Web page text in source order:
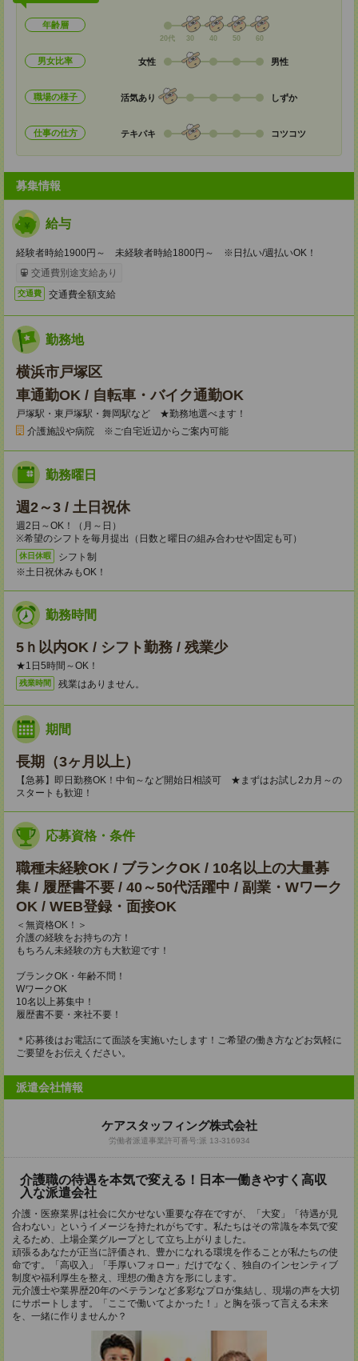
年齢層
20代 30 40 50 60
男女比率 女性 男性
職場の様子 活気あり しずか
仕事の仕方 テキパキ コツコツ
募集情報
給与
経験者時給1900円～ 未経験者時給1800円～ ※日払い/週払いOK！
交通費別途支給あり
交通費 交通費全額支給
勤務地
横浜市戸塚区
車通勤OK / 自転車・バイク通勤OK
戸塚駅・東戸塚駅・舞岡駅など ★勤務地選べます！
介護施設や病院 ※ご自宅近辺からご案内可能
勤務曜日
週2～3 / 土日祝休
週2日～OK！（月～日）
※希望のシフトを毎月提出（日数と曜日の組み合わせや固定も可）
休日休暇
シフト制
※土日祝休みもOK！
勤務時間
5ｈ以内OK / シフト勤務 / 残業少
★1日5時間～OK！
残業時間 残業はありません。
期間
長期（3ヶ月以上）
【急募】即日勤務OK！中旬～など開始日相談可 ★まずはお試し2カ月～の
スタートも歓迎！
応募資格・条件
職種未経験OK / ブランクOK / 10名以上の大量募
集 / 履歴書不要 / 40～50代活躍中 / 副業・Wワーク
OK / WEB登録・面接OK
＜無資格OK！＞
介護の経験をお持ちの方！
もちろん未経験の方も大歓迎です！
ブランクOK・年齢不問！
WワークOK
10名以上募集中！
履歴書不要・来社不要！
＊応募後はお電話にて面談を実施いたします！ご希望の働き方などお気軽に
ご要望をお伝えください。
派遣会社情報
ケアスタッフィング株式会社
労働者派遣事業許可番号:派 13-316934
介護職の待遇を本気で変える！日本一働きやすく高収
入な派遣会社
介護・医療業界は社会に欠かせない重要な存在ですが、「大変」「待遇が見
合わない」というイメージを持たれがちです。私たちはその常識を本気で変
えるため、上場企業グループとして立ち上がりました。
頑張るあなたが正当に評価され、豊かになれる環境を作ることが私たちの使
命です。「高収入」「手厚いフォロー」だけでなく、独自のインセンティブ
制度や福利厚生を整え、理想の働き方を形にします。
元介護士や業界歴20年のベテランなど多彩なプロが集結し、現場の声を大切
にサポートします。「ここで働いてよかった！」と胸を張って言える未来
を、一緒に作りませんか？